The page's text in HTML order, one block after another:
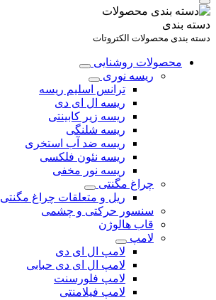
دسته بندی
دسته بندی محصولات الکتروتات
محصولات روشنایی
ریسه نوری
ترانس اسلیم ریسه
ریسه ال ای دی
ریسه زیر کابینتی
ریسه شلنگی
ریسه ضد آب استخری
ریسه نئون فلکسی
ریسه نور مخفی
چراغ مگنتی
ریل و متعلقات چراغ مگنتی
سنسور حرکتی و چشمی
قاب هالوژن
لامپ
لامپ ال ای دی
لامپ ال ای دی حبابی
لامپ فلورسنت
لامپ فیلامنتی